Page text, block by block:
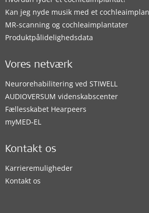
Kan jeg nyde musik med et
MR-scanning og cochleaimplantater
Produktpålidelighedsdata
Vores netværk
Neurorehabilitering ved STIWELL
AUDIOVERSUM videnskabscenter
Fællesskabet Hearpeers
myMED‑EL
Kontakt os
Karrieremuligheder
Kontakt os